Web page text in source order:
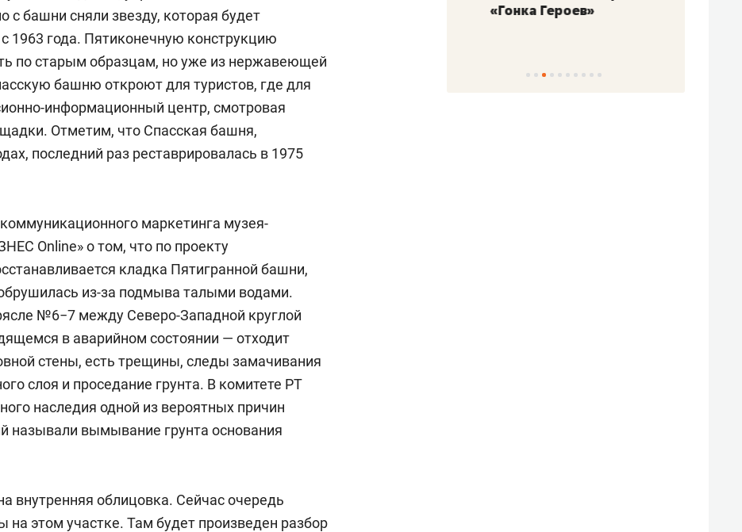
с башни сняли звезду, которая будет
1963 года. Пятиконечную конструкцию
по старым образцам, но уже из нержавеющей
башню откроют для туристов, где для
информационный центр, смотровая
Отметим, что Спасская башня,
последний раз реставрировалась в 1975
маркетинга музея-
Online» о том, что по проекту
кладка Пятигранной башни,
из-за подмыва талыми водами.
№6−7 между Северо-Западной круглой
в аварийном состоянии — отходит
стены, есть трещины, следы замачивания
слоя и проседание грунта. В комитете РТ
наследия одной из вероятных причин
называли вымывание грунта основания
внутренняя облицовка. Сейчас очередь
на этом участке. Там будет произведен разбор
состоянием как основа
антихрупких команд
«Гонка Героев»